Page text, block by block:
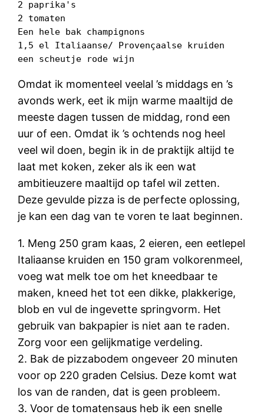
2 paprika's
2 tomaten
Een hele bak champignons
1,5 el Italiaanse/ Provençaalse kruiden
een scheutje rode wijn
Omdat ik momenteel veelal ’s middags en ’s
avonds werk, eet ik mijn warme maaltijd de
meeste dagen tussen de middag, rond een
uur of een. Omdat ik ’s ochtends nog heel
veel wil doen, begin ik in de praktijk altijd te
laat met koken, zeker als ik een wat
ambitieuzere maaltijd op tafel wil zetten.
Deze gevulde pizza is de perfecte oplossing,
je kan een dag van te voren te laat beginnen.
1. Meng 250 gram kaas, 2 eieren, een eetlepel
Italiaanse kruiden en 150 gram volkorenmeel,
voeg wat melk toe om het kneedbaar te
maken, kneed het tot een dikke, plakkerige,
blob en vul de ingevette springvorm. Het
gebruik van bakpapier is niet aan te raden.
Zorg voor een gelijkmatige verdeling.
2. Bak de pizzabodem ongeveer 20 minuten
voor op 220 graden Celsius. Deze komt wat
los van de randen, dat is geen probleem.
3. Voor de tomatensaus heb ik een snelle